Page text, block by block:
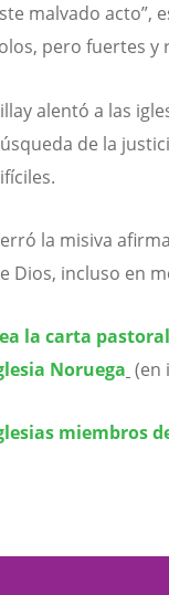
malvado acto”,
pero fuertes y
alentó a las
de la
la misiva
Dios, incluso en
la carta
Noruega (en
miembros